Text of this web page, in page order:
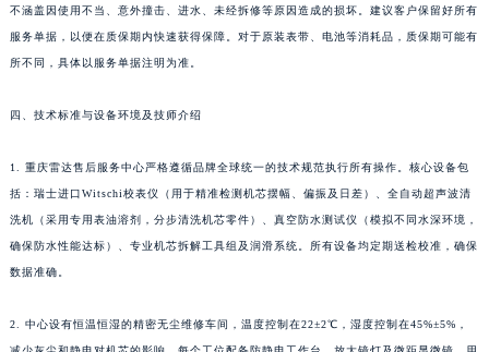
不涵盖因使用不当、意外撞击、进水、未经拆修等原因造成的损坏。建议客户保留好所有
服务单据，以便在质保期内快速获得保障。对于原装表带、电池等消耗品，质保期可能有
所不同，具体以服务单据注明为准。
四、技术标准与设备环境及技师介绍
1. 重庆雷达售后服务中心严格遵循品牌全球统一的技术规范执行所有操作。核心设备包
括：瑞士进口Witschi校表仪（用于精准检测机芯摆幅、偏振及日差）、全自动超声波清
洗机（采用专用表油溶剂，分步清洗机芯零件）、真空防水测试仪（模拟不同水深环境，
确保防水性能达标）、专业机芯拆解工具组及润滑系统。所有设备均定期送检校准，确保
数据准确。
2. 中心设有恒温恒湿的精密无尘维修车间，温度控制在22±2℃，湿度控制在45%±5%，